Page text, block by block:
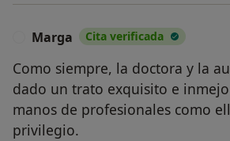
Marga Cita verificada
Como siempre, la doctora y la
dado un trato exquisito e
manos de profesionales como
privilegio.